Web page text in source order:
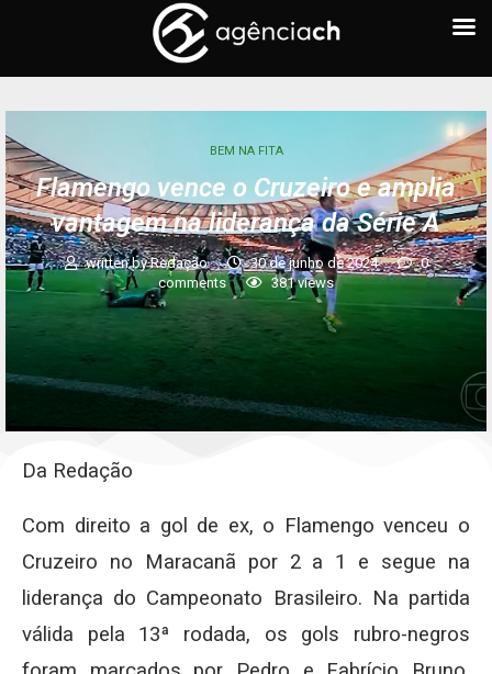
BEM NA FITA
Flamengo vence o Cruzeiro e amplia
vantagem na liderança da Série A
written byRedação 30 de junho de 2024
0
comments
381views
Da Redação
Com direito a gol de ex, o Flamengo venceu o
Cruzeiro no Maracanã por 2 a 1 e segue na
liderança do Campeonato Brasileiro. Na partida
válida pela 13ª rodada, os gols rubro-negros